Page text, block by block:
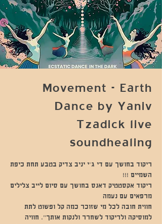
Movement - Earth
Dance by Yaniv
Tzadick live
soundhealing
ריקוד בחושך עם די ג'י יניב צדיק בטבע תחת כיפת
ריקוד אקסטטיק דאנס בחושך עם סיום לייב צלילים
חווית חובה לכל מי שזוכר כמה קל ופשוט לתת
למוסיקה ולריקוד לשחרר ולנקות אותך". חוויה